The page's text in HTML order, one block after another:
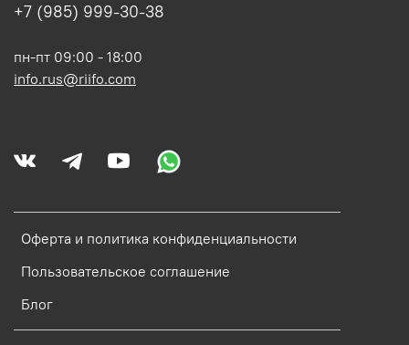
Оферта и политика конфиденциальности
Пользовательское соглашение
Блог
+7 (985) 999-30-38
пн-пт 09:00 - 18:00
info.rus@riifo.com